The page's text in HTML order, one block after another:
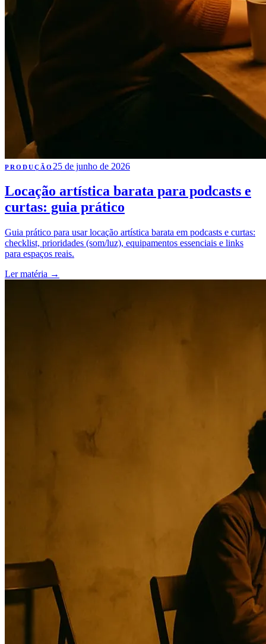
PRODUÇÃO 25 de junho de 2026
Locação artística barata para podcasts e
curtas: guia prático
Guia prático para usar locação artística barata em podcasts e curtas:
checklist, prioridades (som/luz), equipamentos essenciais e links
para espaços reais.
Ler matéria →